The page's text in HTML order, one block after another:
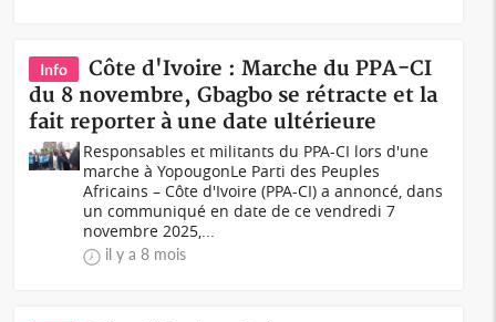
Info
Côte d'Ivoire : Marche du PPA-CI
du 8 novembre, Gbagbo se rétracte et la
fait reporter à une date ultérieure
Responsables et militants du PPA-CI lors d'une
marche à YopougonLe Parti des Peuples
Africains – Côte d'Ivoire (PPA-CI) a annoncé, dans
un communiqué en date de ce vendredi 7
novembre 2025,...
il y a 8 mois